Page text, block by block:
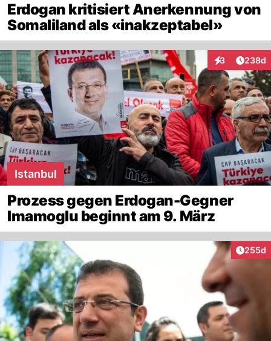
Erdogan kritisiert Anerkennung von
Somaliland als «inakzeptabel»
3
Interaktionen
238d
Istanbul
Prozess gegen Erdogan-Gegner
Imamoglu beginnt am 9. März
255d